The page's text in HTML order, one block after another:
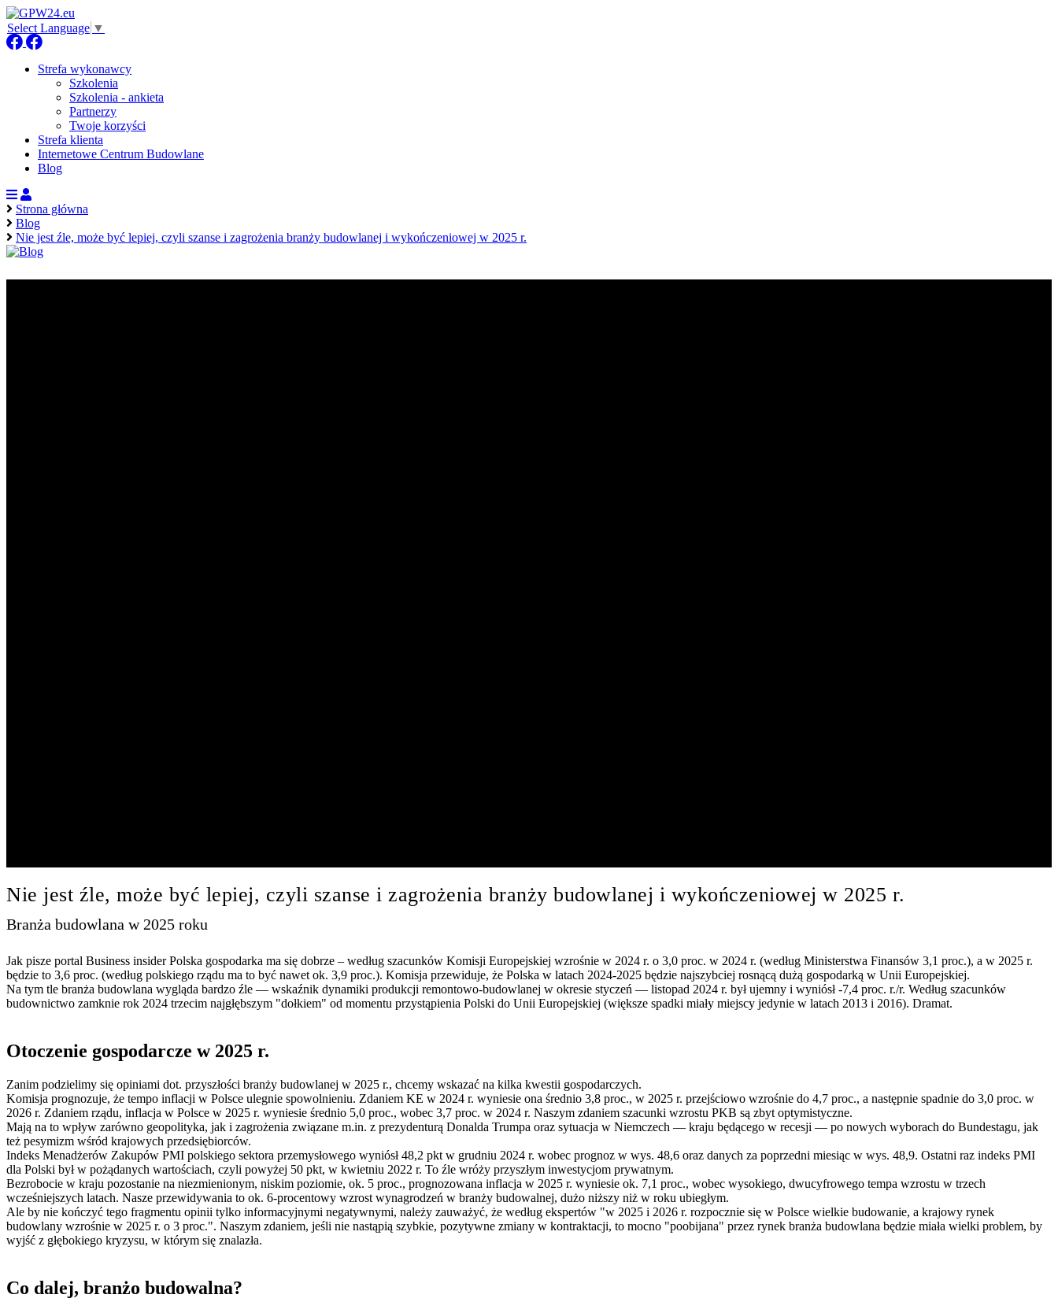
Select Language ▼
Strefa wykonawcy
Szkolenia
Szkolenia - ankieta
Partnerzy
Twoje korzyści
Strefa klienta
Internetowe Centrum Budowlane
Blog
Strona główna
Blog
Nie jest źle, może być lepiej, czyli szanse i zagrożenia branży budowlanej i wykończeniowej w 2025 r.
Nie jest źle, może być lepiej, czyli szanse i zagrożenia branży budowlanej i wykończeniowej w 2025 r.
Branża budowlana w 2025 roku
Jak pisze portal Business insider Polska gospodarka ma się dobrze – według szacunków Komisji Europejskiej wzrośnie w 2024 r. o 3,0 proc. w 2024 r. (według Ministerstwa Finansów 3,1 proc.), a w 2025 r.
będzie to 3,6 proc. (według polskiego rządu ma to być nawet ok. 3,9 proc.). Komisja przewiduje, że Polska w latach 2024-2025 będzie najszybciej rosnącą dużą gospodarką w Unii Europejskiej.
Na tym tle branża budowlana wygląda bardzo źle — wskaźnik dynamiki produkcji remontowo-budowlanej w okresie styczeń — listopad 2024 r. był ujemny i wyniósł -7,4 proc. r./r. Według szacunków
budownictwo zamknie rok 2024 trzecim najgłębszym "dołkiem" od momentu przystąpienia Polski do Unii Europejskiej (większe spadki miały miejscy jedynie w latach 2013 i 2016). Dramat.
Otoczenie gospodarcze w 2025 r.
Zanim podzielimy się opiniami dot. przyszłości branży budowlanej w 2025 r., chcemy wskazać na kilka kwestii gospodarczych.
Komisja prognozuje, że tempo inflacji w Polsce ulegnie spowolnieniu. Zdaniem KE w 2024 r. wyniesie ona średnio 3,8 proc., w 2025 r. przejściowo wzrośnie do 4,7 proc., a następnie spadnie do 3,0 proc. w
2026 r. Zdaniem rządu, inflacja w Polsce w 2025 r. wyniesie średnio 5,0 proc., wobec 3,7 proc. w 2024 r. Naszym zdaniem szacunki wzrostu PKB są zbyt optymistyczne.
Mają na to wpływ zarówno geopolityka, jak i zagrożenia związane m.in. z prezydenturą Donalda Trumpa oraz sytuacja w Niemczech — kraju będącego w recesji — po nowych wyborach do Bundestagu, jak
też pesymizm wśród krajowych przedsiębiorców.
Indeks Menadżerów Zakupów PMI polskiego sektora przemysłowego wyniósł 48,2 pkt w grudniu 2024 r. wobec prognoz w wys. 48,6 oraz danych za poprzedni miesiąc w wys. 48,9. Ostatni raz indeks PMI
dla Polski był w pożądanych wartościach, czyli powyżej 50 pkt, w kwietniu 2022 r. To źle wróży przyszłym inwestycjom prywatnym.
Bezrobocie w kraju pozostanie na niezmienionym, niskim poziomie, ok. 5 proc., prognozowana inflacja w 2025 r. wyniesie ok. 7,1 proc., wobec wysokiego, dwucyfrowego tempa wzrostu w trzech
wcześniejszych latach. Nasze przewidywania to ok. 6-procentowy wzrost wynagrodzeń w branży budowalnej, dużo niższy niż w roku ubiegłym.
Ale by nie kończyć tego fragmentu opinii tylko informacyjnymi negatywnymi, należy zauważyć, że według ekspertów "w 2025 i 2026 r. rozpocznie się w Polsce wielkie budowanie, a krajowy rynek
budowlany wzrośnie w 2025 r. o 3 proc.". Naszym zdaniem, jeśli nie nastąpią szybkie, pozytywne zmiany w kontraktacji, to mocno "poobijana" przez rynek branża budowlana będzie miała wielki problem, by
wyjść z głębokiego kryzysu, w którym się znalazła.
Co dalej, branżo budowalna?